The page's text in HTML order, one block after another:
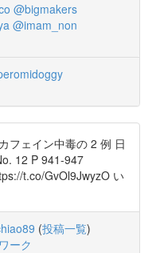
@bigmakers
@imam_non
フェイン中毒の 2 例 日
12 P 941-947
t.co/GvOl9JwyzO い
(投稿一覧)
ーク